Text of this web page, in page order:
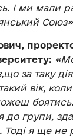
І ми мали
«
за таку
вік,
до групи,
я ще не